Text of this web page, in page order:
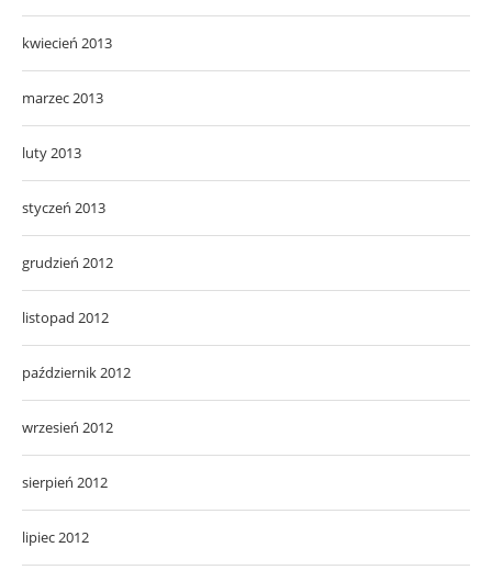
kwiecień 2013
marzec 2013
luty 2013
styczeń 2013
grudzień 2012
listopad 2012
październik 2012
wrzesień 2012
sierpień 2012
lipiec 2012